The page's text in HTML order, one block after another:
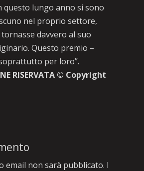
questo lungo anno si sono
nel proprio settore,
tornasse davvero al suo
Questo premio –
per loro”.
RISERVATA © Copyright
email non sarà pubblicato. I